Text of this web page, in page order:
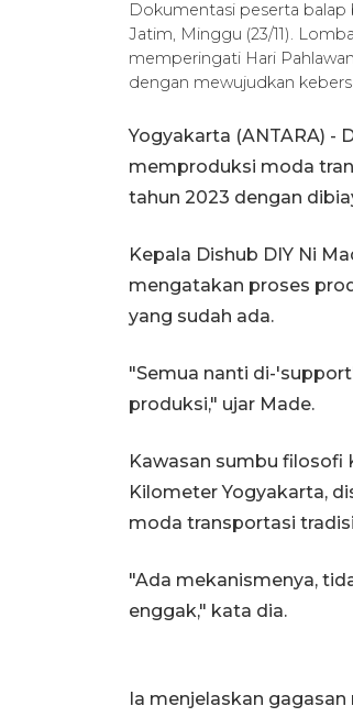
Dokumentasi peserta balap
Jatim, Minggu (23/11).
memperingati Hari
dengan mewujudkan
Yogyakarta (ANTARA) -
memproduksi moda
tahun 2023 dengan
Kepala Dishub DIY Ni
mengatakan proses
yang sudah ada.
"Semua nanti di-
produksi," ujar Made.
Kawasan sumbu filosofi
Kilometer Yogyakarta,
moda transportasi
"Ada mekanismenya,
enggak," kata dia.
Ia menjelaskan